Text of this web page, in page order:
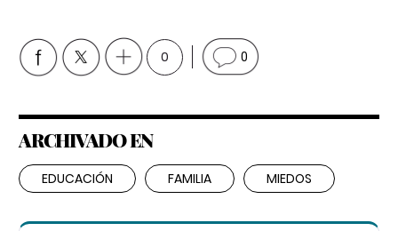
0 0
ARCHIVADO EN
EDUCACIÓN FAMILIA MIEDOS